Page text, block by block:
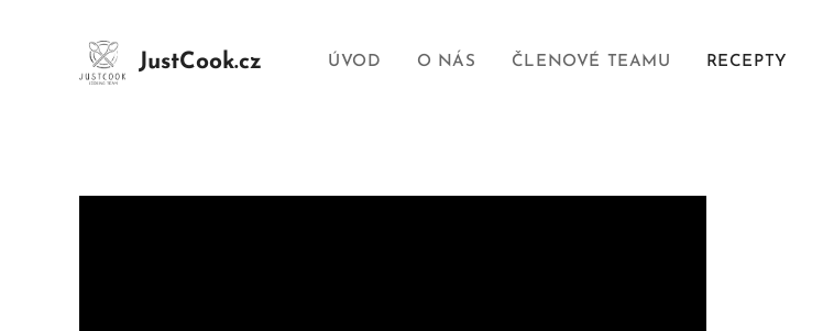
JustCook.cz ÚVOD O NÁS ČLENOVÉ TEAMU RECEPTY